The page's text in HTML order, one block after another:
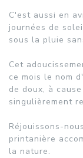
C'est aussi en
journées de
sous la pluie
Cet
ce mois le nom
de doux, à
singulièrement
Réjouissons-
printanière
la nature.